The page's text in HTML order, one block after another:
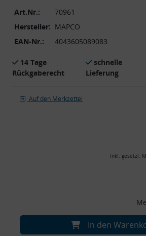
Art.Nr.:
70961
Hersteller: MAPCO
EAN-Nr.:
4043605089083
14 Tage
Rückgaberecht
schnelle
Lieferung
Auf den Merkzettel
inkl. gesetzl.
In den